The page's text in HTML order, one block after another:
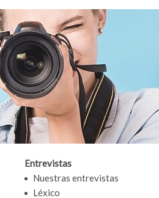
Entrevistas
Nuestras entrevistas
Léxico